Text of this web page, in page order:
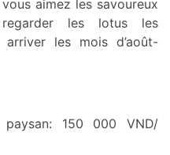
aimez les savoureux
les lotus les
les mois d’août-
paysan: 150 000 VND/